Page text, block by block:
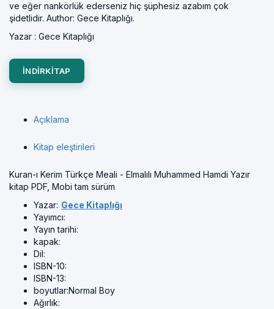
ve eğer nankörlük ederseniz hiç şüphesiz azabım çok
şidetlidir. Author: Gece Kitaplığı.
Yazar : Gece Kitaplığı
INDIRKITAP
Açıklama
Kitap eleştirileri
Kuran-ı Kerim Türkçe Meali - Elmalılı Muhammed Hamdi Yazır
kitap PDF, Mobi tam sürüm
Yazar: Gece Kitaplığı
Yayımcı:
Yayın tarihi:
kapak:
Dil:
ISBN-10:
ISBN-13:
boyutlar:Normal Boy
Ağırlık: